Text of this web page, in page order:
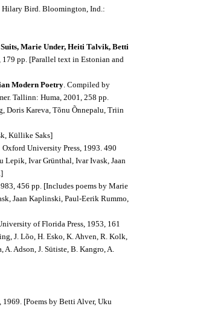
Hilary Bird. Bloomington, Ind.:
Marie Under, Heiti Talvik, Betti
pp. [Parallel text in Estonian and
Modern Poetry. Compiled by
Tallinn: Huma, 2001, 258 pp.
Doris Kareva, Tõnu Õnnepalu, Triin
Küllike Saks]
University Press, 1993. 490
Lepik, Ivar Grünthal, Ivar Ivask, Jaan
456 pp. [Includes poems by Marie
Jaan Kaplinski, Paul-Eerik Rummo,
of Florida Press, 1953, 161
J. Lõo, H. Esko, K. Ahven, R. Kolk,
Adson, J. Sütiste, B. Kangro, A.
[Poems by Betti Alver, Uku